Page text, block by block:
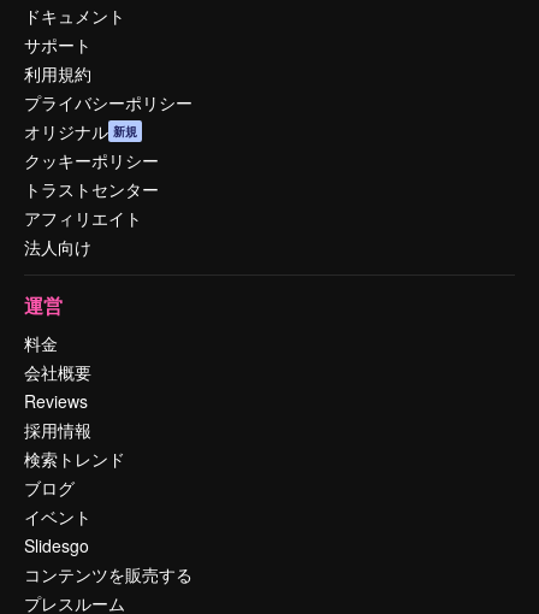
ドキュメント
サポート
利用規約
プライバシーポリシー
オリジナル 新規
クッキーポリシー
トラストセンター
アフィリエイト
法人向け
運営
料金
会社概要
Reviews
採用情報
検索トレンド
ブログ
イベント
Slidesgo
コンテンツを販売する
プレスルーム